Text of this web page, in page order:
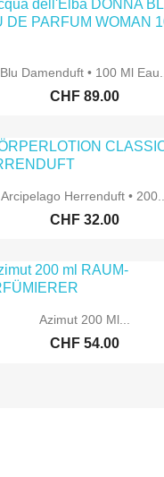
Blu Damenduft • 100 Ml Eau...
CHF 89.00
Arcipelago Herrenduft • 200...
CHF 32.00
Azimut 200 Ml...
CHF 54.00